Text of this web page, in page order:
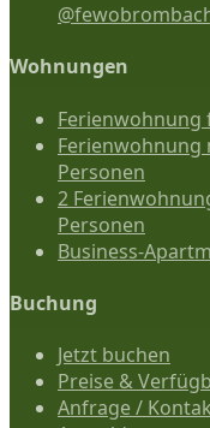
Wohnungen
Ferienwohnung
Ferienwohnung
Personen
2
Personen
Business-
Buchung
Jetzt buchen
Preise &
Anfrage /